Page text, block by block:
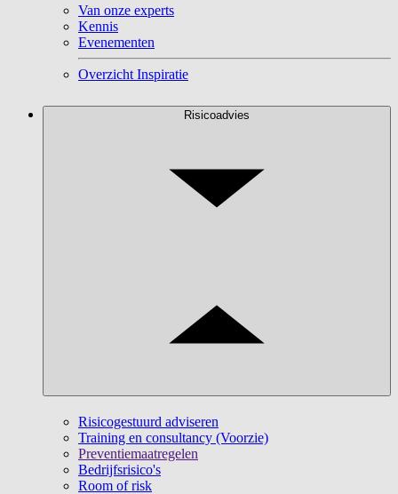
Van onze experts
Kennis
Evenementen
Overzicht Inspiratie
Risicoadvies
Risicogestuurd adviseren
Training en consultancy (Voorzie)
Preventiemaatregelen
Bedrijfsrisico's
Room of risk